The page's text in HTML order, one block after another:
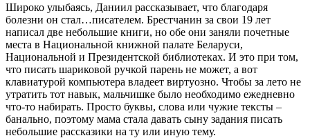
Широко улыбаясь, Даниил рассказывает, что благодаря
болезни он стал…писателем. Брестчанин за свои 19 лет
написал две небольшие книги, но обе они заняли почетные
места в Национальной книжной палате Беларуси,
Национальной и Президентской библиотеках. И это при том,
что писать шариковой ручкой парень не может, а вот
клавиатурой компьютера владеет виртуозно. Чтобы за лето не
утратить тот навык, мальчишке было необходимо ежедневно
что-то набирать. Просто буквы, слова или чужие тексты –
банально, поэтому мама стала давать сыну задания писать
небольшие рассказики на ту или иную тему.